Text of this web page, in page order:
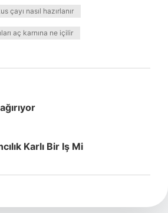
çayı nasıl hazırlanır
aç karnına ne içilir
Karlı Bir Iş Mi